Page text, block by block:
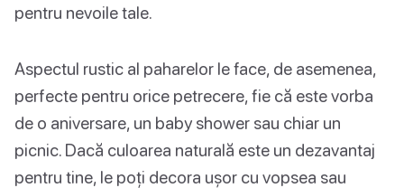
pentru nevoile tale.
Aspectul rustic al paharelor le face, de asemenea,
perfecte pentru orice petrecere, fie că este vorba
de o aniversare, un baby shower sau chiar un
picnic. Dacă culoarea naturală este un dezavantaj
pentru tine, le poți decora ușor cu vopsea sau